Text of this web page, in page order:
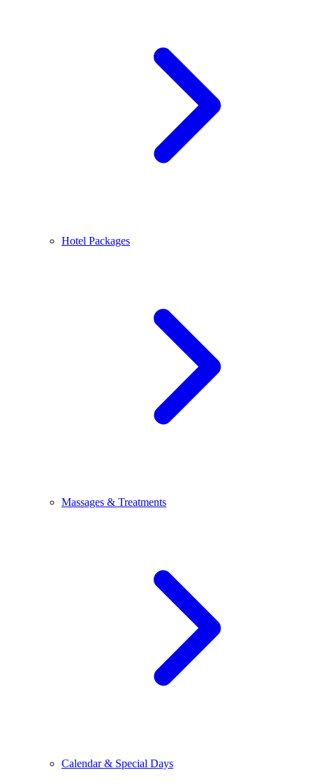
Hotel Packages
Massages & Treatments
Calendar & Special Days